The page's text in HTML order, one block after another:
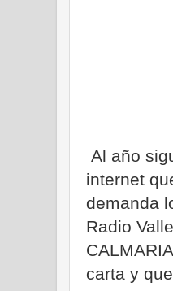
Al año
internet
demanda
Radio
carta y